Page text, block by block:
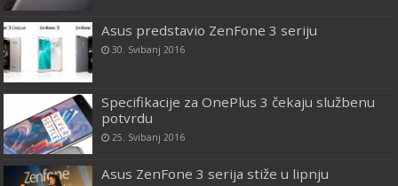
Asus predstavio ZenFone 3 seriju
30. Svibanj 2016
Specifikacije za OnePlus 3 čekaju službenu
potvrdu
25. Svibanj 2016
Asus ZenFone 3 serija stiže u lipnju